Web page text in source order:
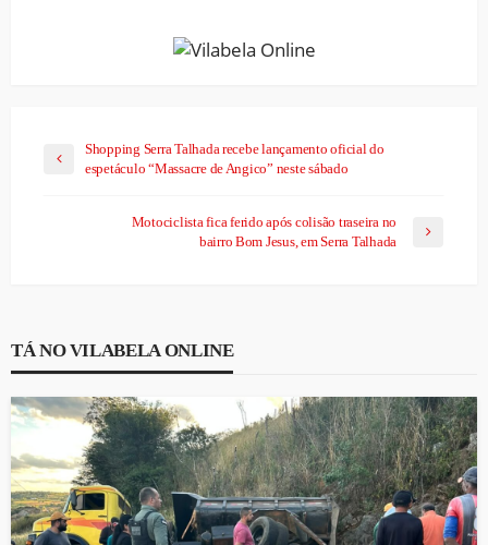
Shopping Serra Talhada recebe lançamento oficial do
espetáculo “Massacre de Angico” neste sábado
Motociclista fica ferido após colisão traseira no
bairro Bom Jesus, em Serra Talhada
TÁ NO VILABELA ONLINE